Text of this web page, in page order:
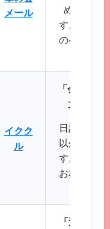
メール
め、同世
す。周囲
のペース
イクク
ル
「会員数
大SNS
日記や掲
以外の機
す。共通
お相手と
「近所で